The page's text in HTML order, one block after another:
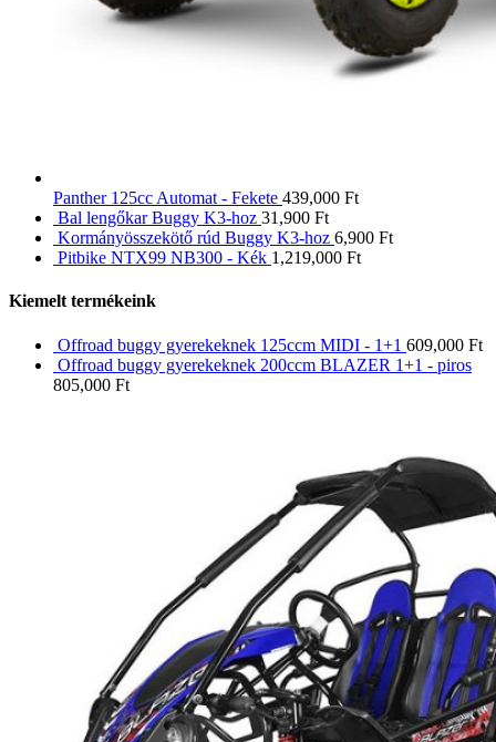
Panther 125cc Automat - Fekete 439,000 Ft
Bal lengőkar Buggy K3-hoz 31,900 Ft
Kormányösszekötő rúd Buggy K3-hoz 6,900 Ft
Pitbike NTX99 NB300 - Kék 1,219,000 Ft
Kiemelt termékeink
Offroad buggy gyerekeknek 125ccm MIDI - 1+1 609,000 Ft
Offroad buggy gyerekeknek 200ccm BLAZER 1+1 - piros
805,000 Ft